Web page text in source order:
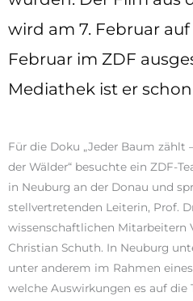
wird am 7. Februar
Februar im ZDF
Mediathek ist er
Für die Doku „Jeder Baum zählt
der Wälder“ besuchte ein ZDF-
in Neuburg an der Donau und
stellvertretenden Leiterin, Prof.
wissenschaftlichen Mitarbeitern
Christian Schuth. In Neuburg
unter anderem im Rahmen
welche Auswirkungen es auf die